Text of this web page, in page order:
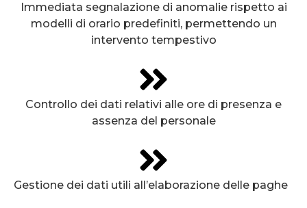
Immediata segnalazione di anomalie rispetto ai
modelli di orario predefiniti, permettendo un
intervento tempestivo
Controllo dei dati relativi alle ore di presenza e
assenza del personale
Gestione dei dati utili all’elaborazione delle paghe